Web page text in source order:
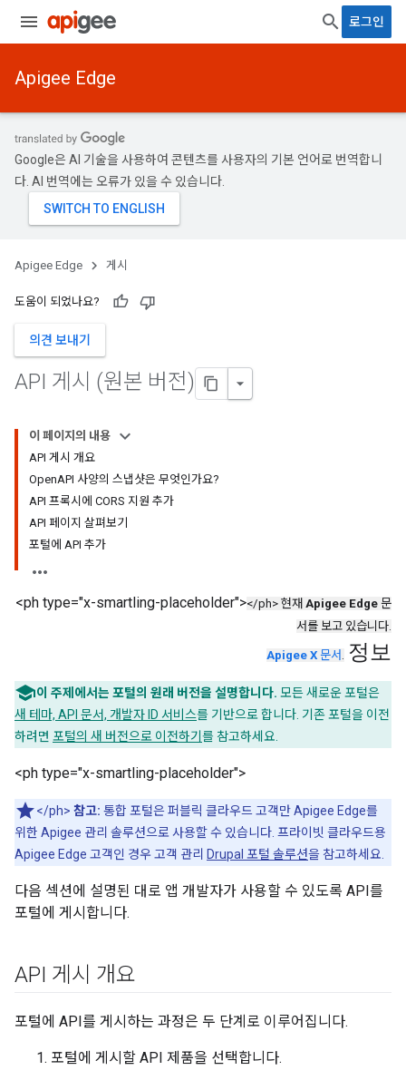
로그인
Apigee Edge
Google은 AI 기술을 사용하여 콘텐츠를 사용자의 기본 언어로 번역합니
다. AI 번역에는 오류가 있을 수 있습니다.
Apigee Edge 게시
도움이 되었나요?
의견 보내기
API 게시 (원본 버전)
이 페이지의 내용
API 게시 개요
OpenAPI 사양의 스냅샷은 무엇인가요?
API 프록시에 CORS 지원 추가
API 페이지 살펴보기
포털에 API 추가
<ph type="x-smartling-placeholder"></ph> 현재 Apigee Edge 문
서를 보고 있습니다.
Apigee X 문서 . 정보
이 주제에서는 포털의 원래 버전을 설명합니다. 모든 새로운 포털은
새 테마, API 문서, 개발자 ID 서비스를 기반으로 합니다. 기존 포털을 이전
하려면 포털의 새 버전으로 이전하기 를 참고하세요.
<ph type="x-smartling-placeholder">
</ph> 참고: 통합 포털은 퍼블릭 클라우드 고객만 Apigee Edge를
위한 Apigee 관리 솔루션으로 사용할 수 있습니다. 프라이빗 클라우드용
Apigee Edge 고객인 경우 고객 관리 Drupal 포털 솔루션을 참고하세요.
다음 섹션에 설명된 대로 앱 개발자가 사용할 수 있도록 API를
포털에 게시합니다.
API 게시 개요
포털에 API를 게시하는 과정은 두 단계로 이루어집니다.
포털에 게시할 API 제품을 선택합니다.